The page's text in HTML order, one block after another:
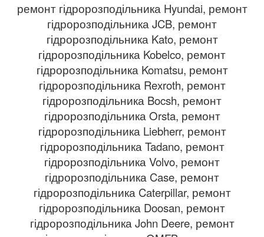
ремонт гідророзподільника Hyundai, ремонт
гідророзподільника JCB, ремонт
гідророзподільника Kato, ремонт
гідророзподільника Kobelco, ремонт
гідророзподільника Komatsu, ремонт
гідророзподільника Rexroth, ремонт
гідророзподільника Bocsh, ремонт
гідророзподільника Orsta, ремонт
гідророзподільника Liebherr, ремонт
гідророзподільника Tadano, ремонт
гідророзподільника Volvo, ремонт
гідророзподільника Case, ремонт
гідророзподільника Caterpillar, ремонт
гідророзподільника Doosan, ремонт
гідророзподільника John Deere, ремонт